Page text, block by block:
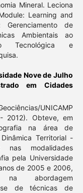
Mineral. Leciona
Learning and
Gerenciamento de
Ambientais ao
Tecnológica e
Nove de Julho
em Cidades
UNICAMP
2012). Obteve, em
na área de
Territorial -
nas modalidades
pela Universidade
de 2005 e 2006,
na abordagem
se de técnicas de